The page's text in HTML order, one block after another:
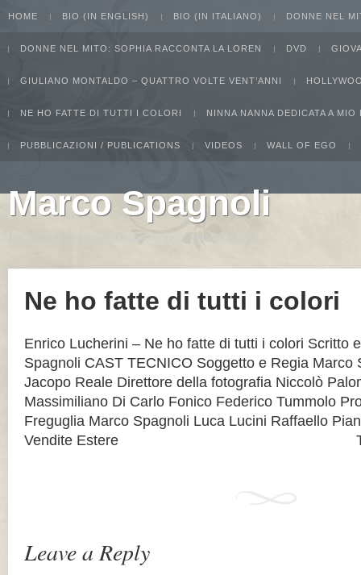
HOME BIO (IN ENGLISH) BIO (IN ITALIANO) DONNE NEL
DONNE NEL MITO: SOPHIA RACCONTA LA LOREN DVD
GIULIANO MONTALDO – QUATTRO VOLTE VENT’ANNI
NE HO FATTE DI TUTTI I COLORI NINNA NANNA DEDICATA A MIO
PUBBLICAZIONI / PUBLICATIONS VIDEOS WALL OF EGO
Marco Spagnoli
Ne ho fatte di tutti i colori
Enrico Lucherini – Ne ho fatte di tutti i colori Scritto
Spagnoli CAST TECNICO Soggetto e Regia Marco
Jacopo Reale Direttore della fotografia Niccolò
Massimiliano Di Carlo Fonico Federico Tummolo
Freguglia Marco Spagnoli Luca Lucini Raffaello
Vendite Estere TV
Leave a Reply